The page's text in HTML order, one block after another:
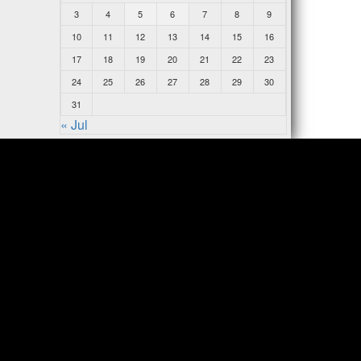
3
4 5 6 7 8
9
10
11 12 13 14 15
16
17
18 19 20 21 22
23
24
25 26 27 28 29
30
31
« Jul